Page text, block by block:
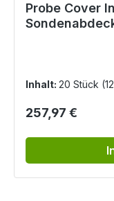
Probe Cover
Inhalt: 20 Stück
Regulärer Preis:
257,97 €